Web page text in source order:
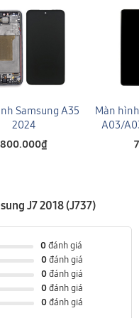
Samsung A35
2024
800.000₫
Màn
A03/
J7 2018 (J737)
0đánh giá
0đánh giá
0đánh giá
0đánh giá
0đánh giá